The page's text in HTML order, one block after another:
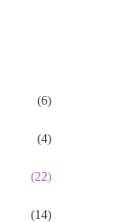
(6)
(4)
(22)
(14)